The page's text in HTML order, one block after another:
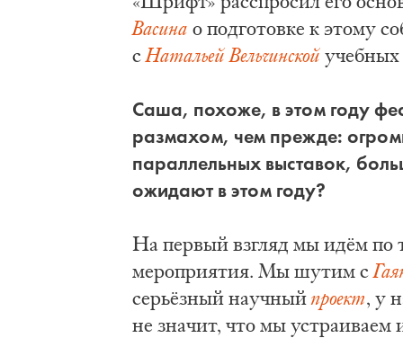
Васина о подготовке к этому
сНатальей Вельчинскойучебных
Са­ша, похоже, в этом году
размахом, чем прежде:
параллельных выставок,
ожи­да­ют в этом го­ду?
На первый взгляд мы идём по
мероприятия. Мы шутим с
серьёзный научныйпроект, у
не значит, что мы